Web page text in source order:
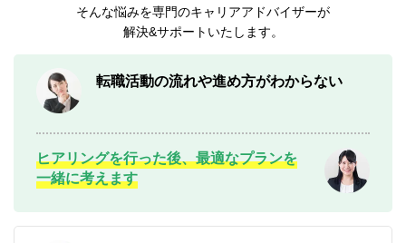
そんな悩みを専門のキャリアアドバイザーが
解決&サポートいたします。
転職活動の流れや進め方がわからない
ヒアリングを行った後、最適なプランを
一緒に考えます